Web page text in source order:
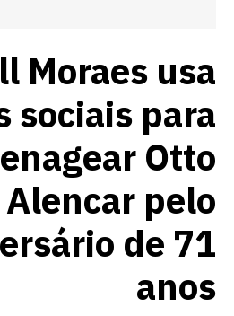
Moraes usa
sociais para
Otto
Alencar pelo
de 71
anos